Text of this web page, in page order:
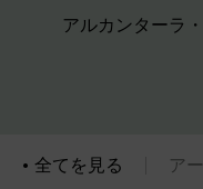
アルカンターラ
全てを見る ア